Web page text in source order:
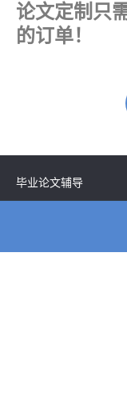
论文定制只
的订单！
毕业论文辅导